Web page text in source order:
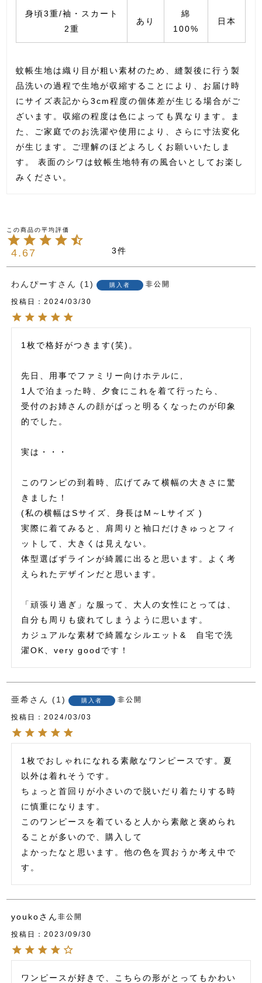
身頃3重/袖・スカート
2重
あり
綿
100%
日本
蚊帳生地は織り目が粗い素材のため、縫製後に行う製
品洗いの過程で生地が収縮することにより、お届け時
にサイズ表記から3cm程度の個体差が生じる場合がご
ざいます。収縮の程度は色によっても異なります。ま
た、ご家庭でのお洗濯や使用により、さらに寸法変化
が生じます。ご理解のほどよろしくお願いいたしま
す。 表面のシワは蚊帳生地特有の風合いとしてお楽し
みください。
4.67 3
わんぴーす 1 購入者 非公開
投稿日 2024/03/30
1枚で格好がつきます(笑)。
先日、用事でファミリー向けホテルに,
1人で泊まった時、夕食にこれを着て行ったら、
受付のお姉さんの顔がぱっと明るくなったのが印象
的でした。
実は・・・
このワンピの到着時、広げてみて横幅の大きさに驚
きました！
(私の横幅はSサイズ、身長はM～Lサイズ )
実際に着てみると、肩周りと袖口だけきゅっとフィ
ットして、大きくは見えない。
体型選ばずラインが綺麗に出ると思います。よく考
えられたデザインだと思います。
「頑張り過ぎ」な服って、大人の女性にとっては、
自分も周りも疲れてしまうように思います。
カジュアルな素材で綺麗なシルエット&　自宅で洗
濯OK、very goodです！
亜希 1 購入者 非公開
投稿日 2024/03/03
1枚でおしゃれになれる素敵なワンピースです。夏
以外は着れそうです。
ちょっと首回りが小さいので脱いだり着たりする時
に慎重になります。
このワンピースを着ていると人から素敵と褒められ
ることが多いので、購入して
よかったなと思います。他の色を買おうか考え中で
す。
youko 非公開
投稿日 2023/09/30
ワンピースが好きで、こちらの形がとってもかわい